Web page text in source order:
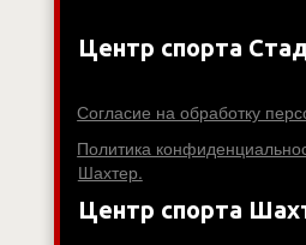
Центр спорта
Согласие на обработку
Политика
Шахтер.
Центр спорта